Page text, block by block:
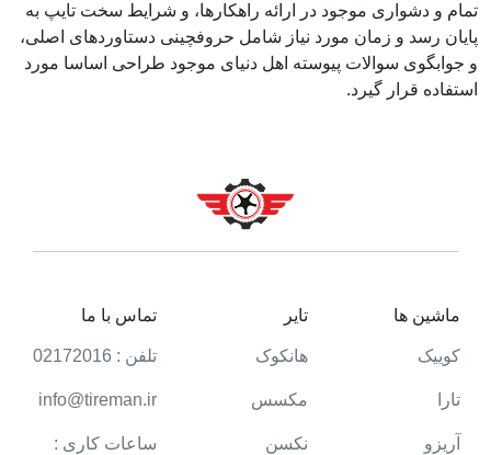
تمام و دشواری موجود در ارائه راهکارها، و شرایط سخت تایپ به
پایان رسد و زمان مورد نیاز شامل حروفچینی دستاوردهای اصلی،
و جوابگوی سوالات پیوسته اهل دنیای موجود طراحی اساسا مورد
استفاده قرار گیرد.
ماشین ها
کوییک
تارا
آریزو
تایر
هانکوک
مکسس
نکسن
تماس با ما
تلفن : 02172016
info@tireman.ir
ساعات کاری :